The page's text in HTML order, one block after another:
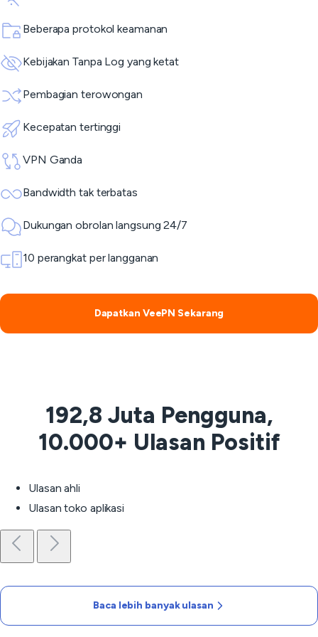
Beberapa protokol keamanan
Kebijakan Tanpa Log yang ketat
Pembagian terowongan
Kecepatan tertinggi
VPN Ganda
Bandwidth tak terbatas
Dukungan obrolan langsung 24/7
10 perangkat per langganan
Dapatkan VeePN Sekarang
192,8 Juta Pengguna,
10.000+ Ulasan Positif
Ulasan ahli
Ulasan toko aplikasi
Baca lebih banyak ulasan